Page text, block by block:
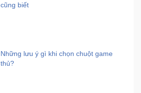
cũng biết
Những lưu ý gì khi chọn chuột game
thủ?